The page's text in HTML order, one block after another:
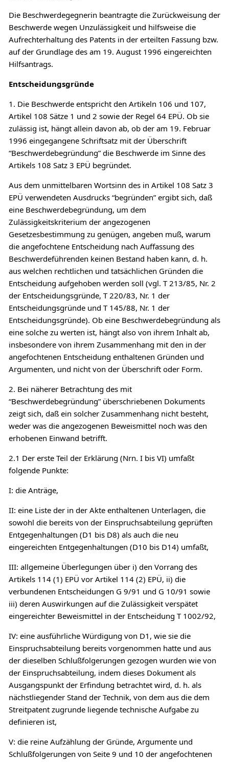
Die Beschwerdegegnerin beantragte die Zurückweisung der
Beschwerde wegen Unzulässigkeit und hilfsweise die
Aufrechterhaltung des Patents in der erteilten Fassung bzw.
auf der Grundlage des am 19. August 1996 eingereichten
Hilfsantrags.
Entscheidungsgründe
1. Die Beschwerde entspricht den Artikeln 106 und 107,
Artikel 108 Sätze 1 und 2 sowie der Regel 64 EPÜ. Ob sie
zulässig ist, hängt allein davon ab, ob der am 19. Februar
1996 eingegangene Schriftsatz mit der Überschrift
“Beschwerdebegründung” die Beschwerde im Sinne des
Artikels 108 Satz 3 EPÜ begründet.
Aus dem unmittelbaren Wortsinn des in Artikel 108 Satz 3
EPÜ verwendeten Ausdrucks “begründen” ergibt sich, daß
eine Beschwerdebegründung, um dem
Zulässigkeitskriterium der angezogenen
Gesetzesbestimmung zu genügen, angeben muß, warum
die angefochtene Entscheidung nach Auffassung des
Beschwerdeführenden keinen Bestand haben kann, d. h.
aus welchen rechtlichen und tatsächlichen Gründen die
Entscheidung aufgehoben werden soll (vgl. T 213/85, Nr. 2
der Entscheidungsgründe, T 220/83, Nr. 1 der
Entscheidungsgründe und T 145/88, Nr. 1 der
Entscheidungsgründe). Ob eine Beschwerdebegründung als
eine solche zu werten ist, hängt also von ihrem Inhalt ab,
insbesondere von ihrem Zusammenhang mit den in der
angefochtenen Entscheidung enthaltenen Gründen und
Argumenten, und nicht von der Überschrift oder Form.
2. Bei näherer Betrachtung des mit
“Beschwerdebegründung” überschriebenen Dokuments
zeigt sich, daß ein solcher Zusammenhang nicht besteht,
weder was die angezogenen Beweismittel noch was den
erhobenen Einwand betrifft.
2.1 Der erste Teil der Erklärung (Nrn. I bis VI) umfaßt
folgende Punkte:
I: die Anträge,
II: eine Liste der in der Akte enthaltenen Unterlagen, die
sowohl die bereits von der Einspruchsabteilung geprüften
Entgegenhaltungen (D1 bis D8) als auch die neu
eingereichten Entgegenhaltungen (D10 bis D14) umfaßt,
III: allgemeine Überlegungen über i) den Vorrang des
Artikels 114 (1) EPÜ vor Artikel 114 (2) EPÜ, ii) die
verbundenen Entscheidungen G 9/91 und G 10/91 sowie
iii) deren Auswirkungen auf die Zulässigkeit verspätet
eingereichter Beweismittel in der Entscheidung T 1002/92,
IV: eine ausführliche Würdigung von D1, wie sie die
Einspruchsabteilung bereits vorgenommen hatte und aus
der dieselben Schlußfolgerungen gezogen wurden wie von
der Einspruchsabteilung, indem dieses Dokument als
Ausgangspunkt der Erfindung betrachtet wird, d. h. als
nächstliegender Stand der Technik, von dem aus die dem
Streitpatent zugrunde liegende technische Aufgabe zu
definieren ist,
V: die reine Aufzählung der Gründe, Argumente und
Schlußfolgerungen von Seite 9 und 10 der angefochtenen